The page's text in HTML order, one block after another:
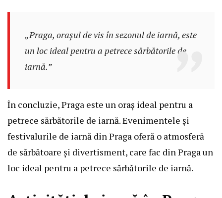
„Praga, orașul de vis în sezonul de iarnă, este
un loc ideal pentru a petrece sărbătorile de
iarnă.”
În concluzie, Praga este un oraș ideal pentru a
petrece sărbătorile de iarnă. Evenimentele și
festivalurile de iarnă din Praga oferă o atmosferă
de sărbătoare și divertisment, care fac din Praga un
loc ideal pentru a petrece sărbătorile de iarnă.